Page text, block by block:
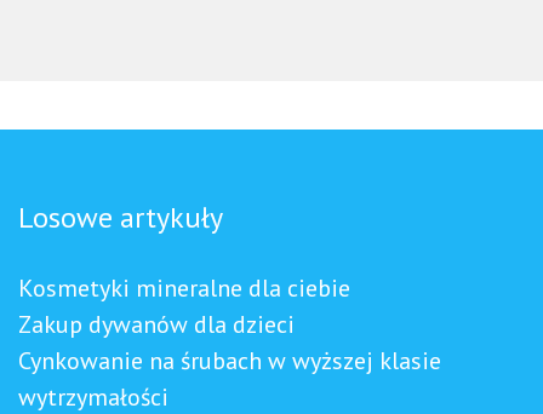
Losowe artykuły
Kosmetyki mineralne dla ciebie
Zakup dywanów dla dzieci
Cynkowanie na śrubach w wyższej klasie
wytrzymałości